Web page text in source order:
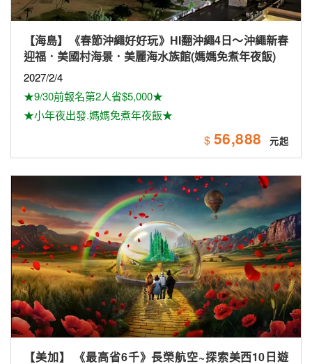
【美加】 《最高省6千》長榮航空~探索美西10日遊
（雙國家公園、拉斯維加斯球體（入內參觀）、羚羊
峽谷雙奇觀、環球影城）
2026/8/14
★保證出發★
★早鳥優惠最高第2人省$6,000
$125,900